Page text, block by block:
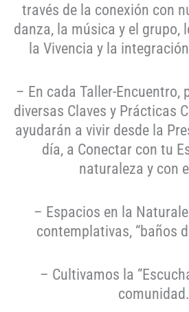
través de la conexión con
danza, la música y el grupo,
la Vivencia y la
– En cada Taller-Encuentro,
diversas Claves y Prácticas
ayudarán a vivir desde la
día, a Conectar con tu
naturaleza y con
– Espacios en la
contemplativas, “baños
– Cultivamos la
comunidad.